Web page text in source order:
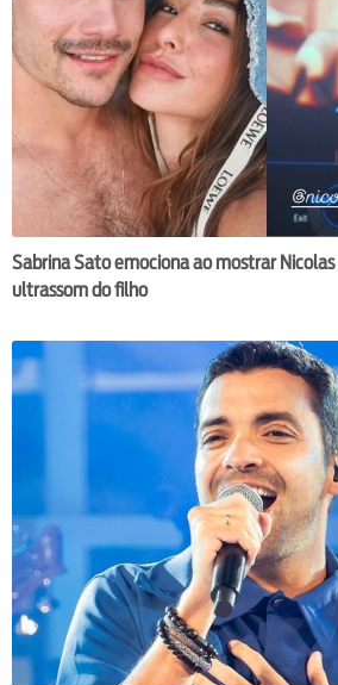
Sabrina Sato emociona ao mostrar
ultrassom do filho